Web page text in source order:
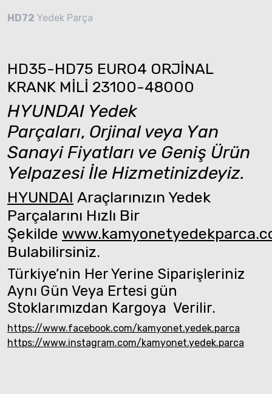
HD72 Yedek Parça
HD35-HD75 EURO4 ORJİNAL
KRANK MİLİ 23100-48000
HYUNDAI Yedek
Parçaları, Orjinal veya Yan
Sanayi Fiyatları ve Geniş Ürün
Yelpazesi İle Hizmetinizdeyiz.
HYUNDAI Araçlarınızın Yedek
Parçalarını Hızlı Bir
Şekilde
Bulabilirsiniz.
Türkiye’nin Her Yerine Siparişleriniz
Aynı Gün Veya Ertesi gün
Stoklarımızdan Kargoya Verilir.
https://www.facebook.com/kamyonet.yedek.parca
https://www.instagram.com/kamyonet.yedek.parca